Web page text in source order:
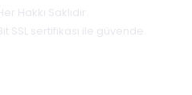
Hakkı Saklıdır.
SSL sertifikası ile güvende.